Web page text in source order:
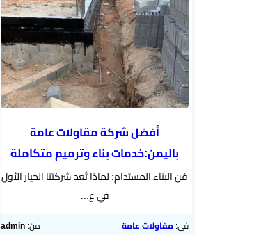
أفضل شركة مقاولات عامة
باليمن:خدمات بناء وترميم متكاملة
فن البناء المستدام: لماذا تُعد شركتنا الخيار الأول
في ع...
في:مقاولات عامة من:admin